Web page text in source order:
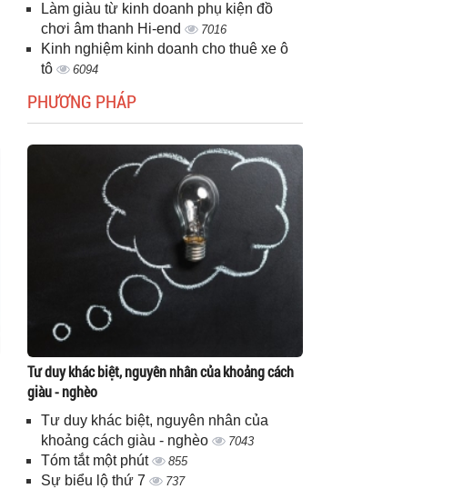
Làm giàu từ kinh doanh phụ kiện đồ
chơi âm thanh Hi-end
7016
Kinh nghiệm kinh doanh cho thuê xe ô
tô
6094
PHƯƠNG PHÁP
Tư duy khác biệt, nguyên nhân của khoảng cách
giàu - nghèo
Tư duy khác biệt, nguyên nhân của
khoảng cách giàu - nghèo
7043
Tóm tắt một phút 855
Sự biểu lộ thứ 7 737